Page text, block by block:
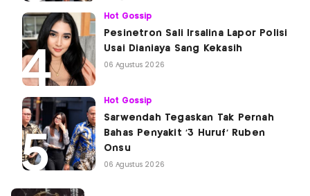
Hot Gossip
Pesinetron Sali Irsalina Lapor Polisi
Usai Dianiaya Sang Kekasih
06 Agustus 2026
Hot Gossip
Sarwendah Tegaskan Tak Pernah
Bahas Penyakit '3 Huruf' Ruben
Onsu
06 Agustus 2026